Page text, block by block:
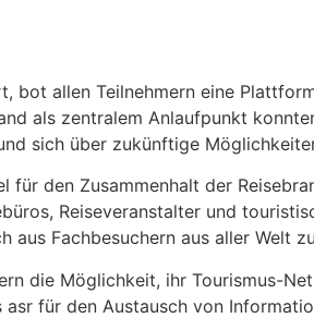
bot allen Teilnehmern eine
als zentralem Anlaufpunkt
sich über zukünftige
für den Zusammenhalt der
Reiseveranstalter und
Fachbesuchern aus aller Welt
die Möglichkeit, ihr Tourismus-
für den Austausch von